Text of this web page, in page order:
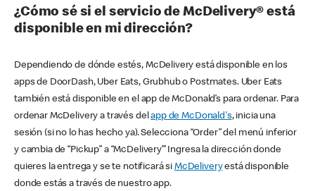
¿Cómo sé si el servicio de McDelivery® está
disponible en mi dirección?
Dependiendo de dónde estés, McDelivery está disponible en los
apps de DoorDash, Uber Eats, Grubhub o Postmates. Uber Eats
también está disponible en el app de McDonald’s para ordenar. Para
ordenar McDelivery a través delapp de McDonald's, inicia una
sesión (si no lo has hecho ya). Selecciona “Order” del menú inferior
y cambia de “Pickup” a “McDelivery’” Ingresa la dirección donde
quieres la entrega y se te notificará si McDeliveryestá disponible
donde estás a través de nuestro app.